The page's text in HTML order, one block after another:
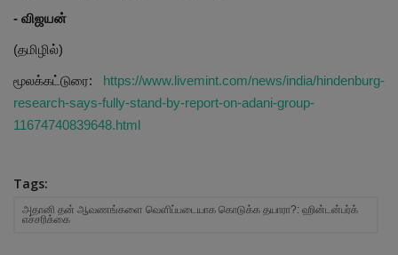
- விஜயன்
(தமிழில்)
மூலக்கட்டுரை: https://www.livemint.com/news/india/hindenburg-
research-says-fully-stand-by-report-on-adani-group-
11674740839648.html
Tags:
அதானி தன் ஆவணங்களை வெளிப்படையாக கொடுக்க தயாரா?: ஹின்டன்பர்க்
எச்சரிக்கை